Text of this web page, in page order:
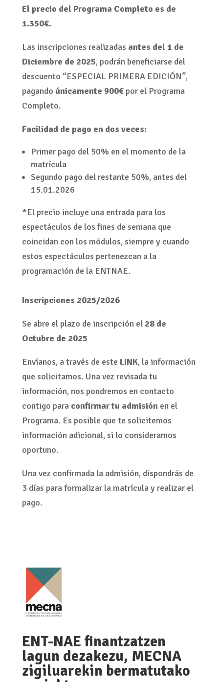
INSCRIPCIÓN Y MATRÍCULA
El precio del Programa Completo es de
1.350€.
Las inscripciones realizadasantes del 1 de
Diciembre de 2025, podrán beneficiarse del
descuento “ESPECIAL PRIMERA EDICIÓN”,
pagandoúnicamente 900€por el Programa
Completo.
Facilidad de pago en dos veces:
Primer pago del 50% en el momento de la
matrícula
Segundo pago del restante 50%, antes del
15.01.2026
*El precio incluye una entrada para los
coincidan con los módulos, siempre y cuando
estos espectáculos pertenezcan a la
programación de la ENTNAE.
Inscripciones 2025/2026
Se abre el plazo de inscripción el28 de
Octubre de 2025
Envíanos, a través de este
información, nos pondremos en contacto
contigo paraconfirmar tu admisiónen el
Programa. Es posible que te solicitemos
3 días para formalizar la matrícula y realizar el
pago.